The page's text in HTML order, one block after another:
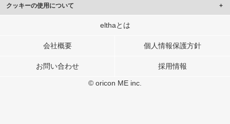
クッキーの使用について
このサイトでは Cookie を使用して、ユーザーに合わせたコンテンツや広告の
行っています。
メディアや広告配信、データ解析の各パートナーに提供しています。
elthaとは
会社概要 個人情報保護方針
お問い合わせ 採用情報
© oricon ME inc.